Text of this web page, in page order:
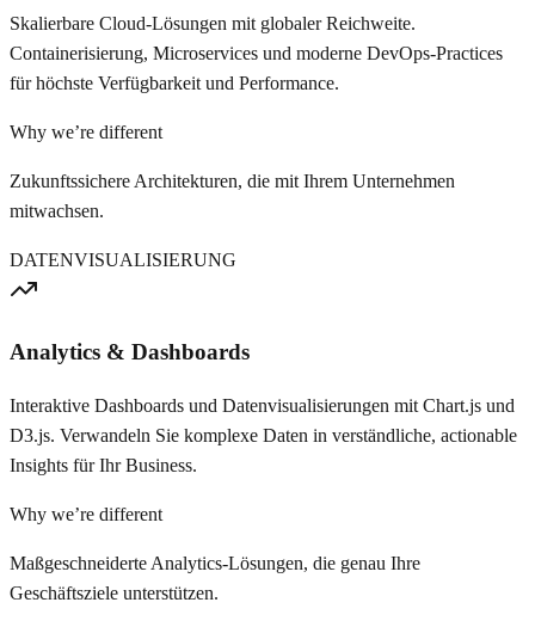
Skalierbare Cloud-Lösungen mit globaler Reichweite.
Containerisierung, Microservices und moderne DevOps-Practices
für höchste Verfügbarkeit und Performance.
Why we’re different
Zukunftssichere Architekturen, die mit Ihrem Unternehmen
mitwachsen.
DATENVISUALISIERUNG
Analytics & Dashboards
Interaktive Dashboards und Datenvisualisierungen mit Chart.js und
D3.js. Verwandeln Sie komplexe Daten in verständliche, actionable
Insights für Ihr Business.
Why we’re different
Maßgeschneiderte Analytics-Lösungen, die genau Ihre
Geschäftsziele unterstützen.